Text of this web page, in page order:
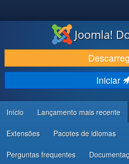
DESCARREGAR E EVOLUIR
DESCOBRIR E APRENDER
COMUNIDADE E SUPORTE
RECURSOS PARA PROGRAMADORES
Joomla!
Iniciar
Início Lançamento mais recente
Extensões Pacotes de idiomas
Perguntas frequentes